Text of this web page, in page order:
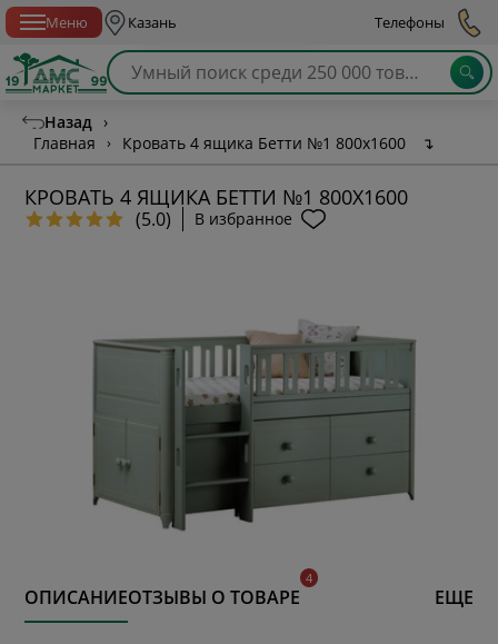
Меню Казань Телефоны
Назад ›
Главная
› Кровать 4 ящика Бетти №1 800х1600 ↴
КРОВАТЬ 4 ЯЩИКА БЕТТИ №1 800Х1600
(5.0) В избранное
ОПИСАНИЕОТЗЫВЫ О ТОВАРЕ ЕЩЕ